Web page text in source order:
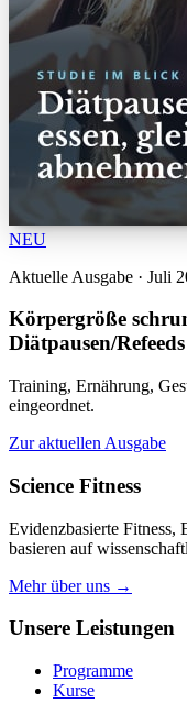
NEU
Aktuelle Ausgabe · Juli
Körpergröße
Diätpausen/
Training, Ernährung,
eingeordnet.
Zur aktuellen Ausgabe
Science Fitness
Evidenzbasierte Fitness,
basieren auf
Mehr über uns →
Unsere Leistungen
Programme
Kurse